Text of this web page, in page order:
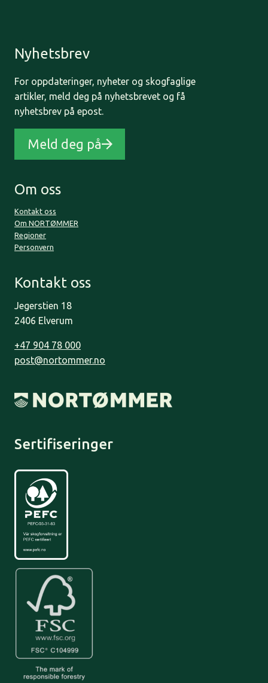
Nyhetsbrev
For oppdateringer, nyheter og skogfaglige
artikler, meld deg på nyhetsbrevet og få
nyhetsbrev på epost.
Meld deg på
Om oss
Kontakt oss
Om NORTØMMER
Regioner
Personvern
Kontakt oss
Jegerstien 18
2406 Elverum
+47 904 78 000
post@nortommer.no
Sertifiseringer